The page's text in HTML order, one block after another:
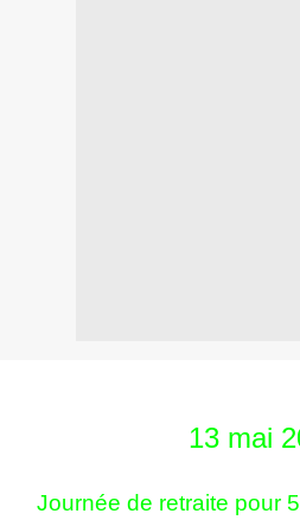
13 mai
Journée de retraite pour